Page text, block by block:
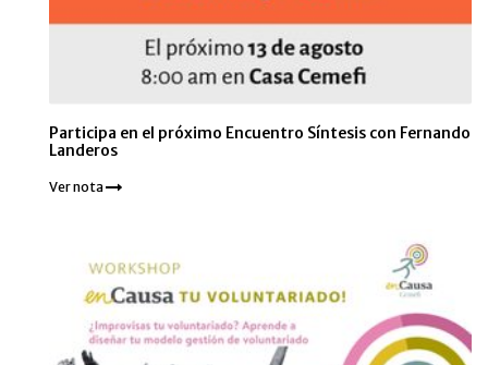
Participa en el próximo Encuentro Síntesis con Fernando
Landeros
Ver nota